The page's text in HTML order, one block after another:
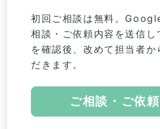
初回ご相談は無料。
相談・ご依頼内容を送信し
を確認後、改めて担当者か
だきます。
ご相談・ご依